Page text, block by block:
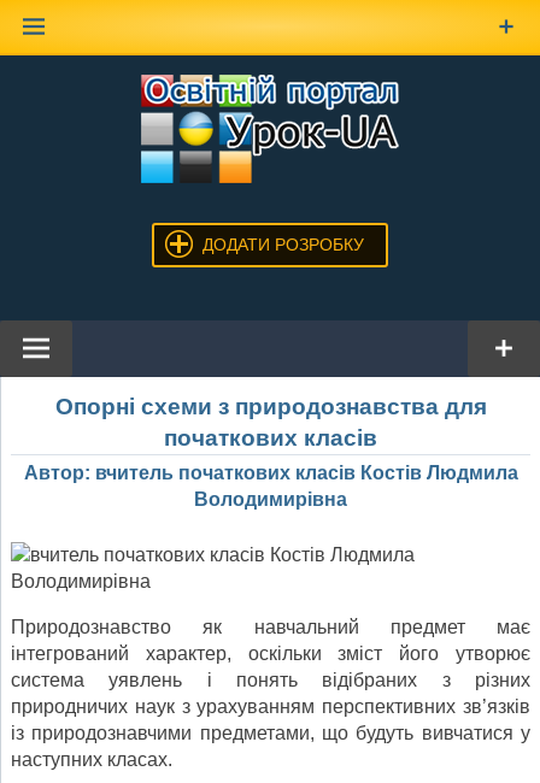
ДОДАТИ РОЗРОБКУ
Опорні схеми з природознавства для
початкових класів
Автор: вчитель початкових класів Костів Людмила
Володимирівна
Природознавство як навчальний предмет має
інтегрований характер, оскільки зміст його утворює
система уявлень і понять відібраних з різних
природничих наук з урахуванням перспективних зв’язків
із природознавчими предметами, що будуть вивчатися у
наступних класах.